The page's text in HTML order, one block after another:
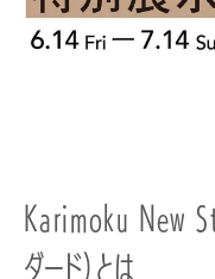
Karimoku New
ダード）とは